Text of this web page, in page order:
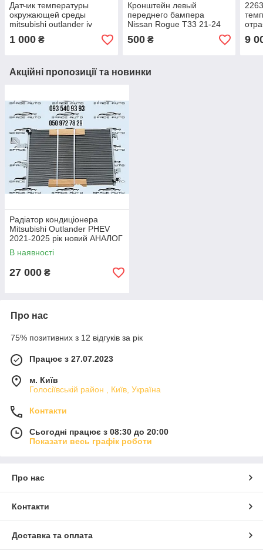
Датчик температуры
окружающей среды
mitsubishi outlander iv
2021-2024 год новый
оригинал в наличии
1 000 ₴
Кронштейн левый
переднего бампера
Nissan Rogue T33 21-24
год новый оригинал в
наличии 622236RA0A
500₴ 9
Акційні пропозиції та новинки
Радіатор кондиціонера
Mitsubishi Outlander PHEV
2021-2025 рік новий АНАЛОГ
7812A466
В наявності
27 000 ₴
Про нас
75% позитивних з 12 відгуків за рік
Працює з 27.07.2023
м. Київ
Голосіївській район , Київ, Україна
Контакти
Сьогодні працює з 08:30 до 20:00
Показати весь графік роботи
Про нас
Контакти
Доставка та оплата